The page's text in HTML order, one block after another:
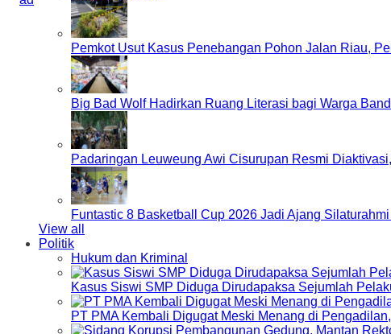
Pemkot Usut Kasus Penebangan Pohon Jalan Riau,
Big Bad Wolf Hadirkan Ruang Literasi bagi Warga
Padaringan Leuweung Awi Cisurupan Resmi
Funtastic 8 Basketball Cup 2026 Jadi Ajang
View all
Politik
Hukum dan Kriminal
Kasus Siswi SMP Diduga Dirudapaksa Sejumlah
PT PMA Kembali Digugat Meski Menang di